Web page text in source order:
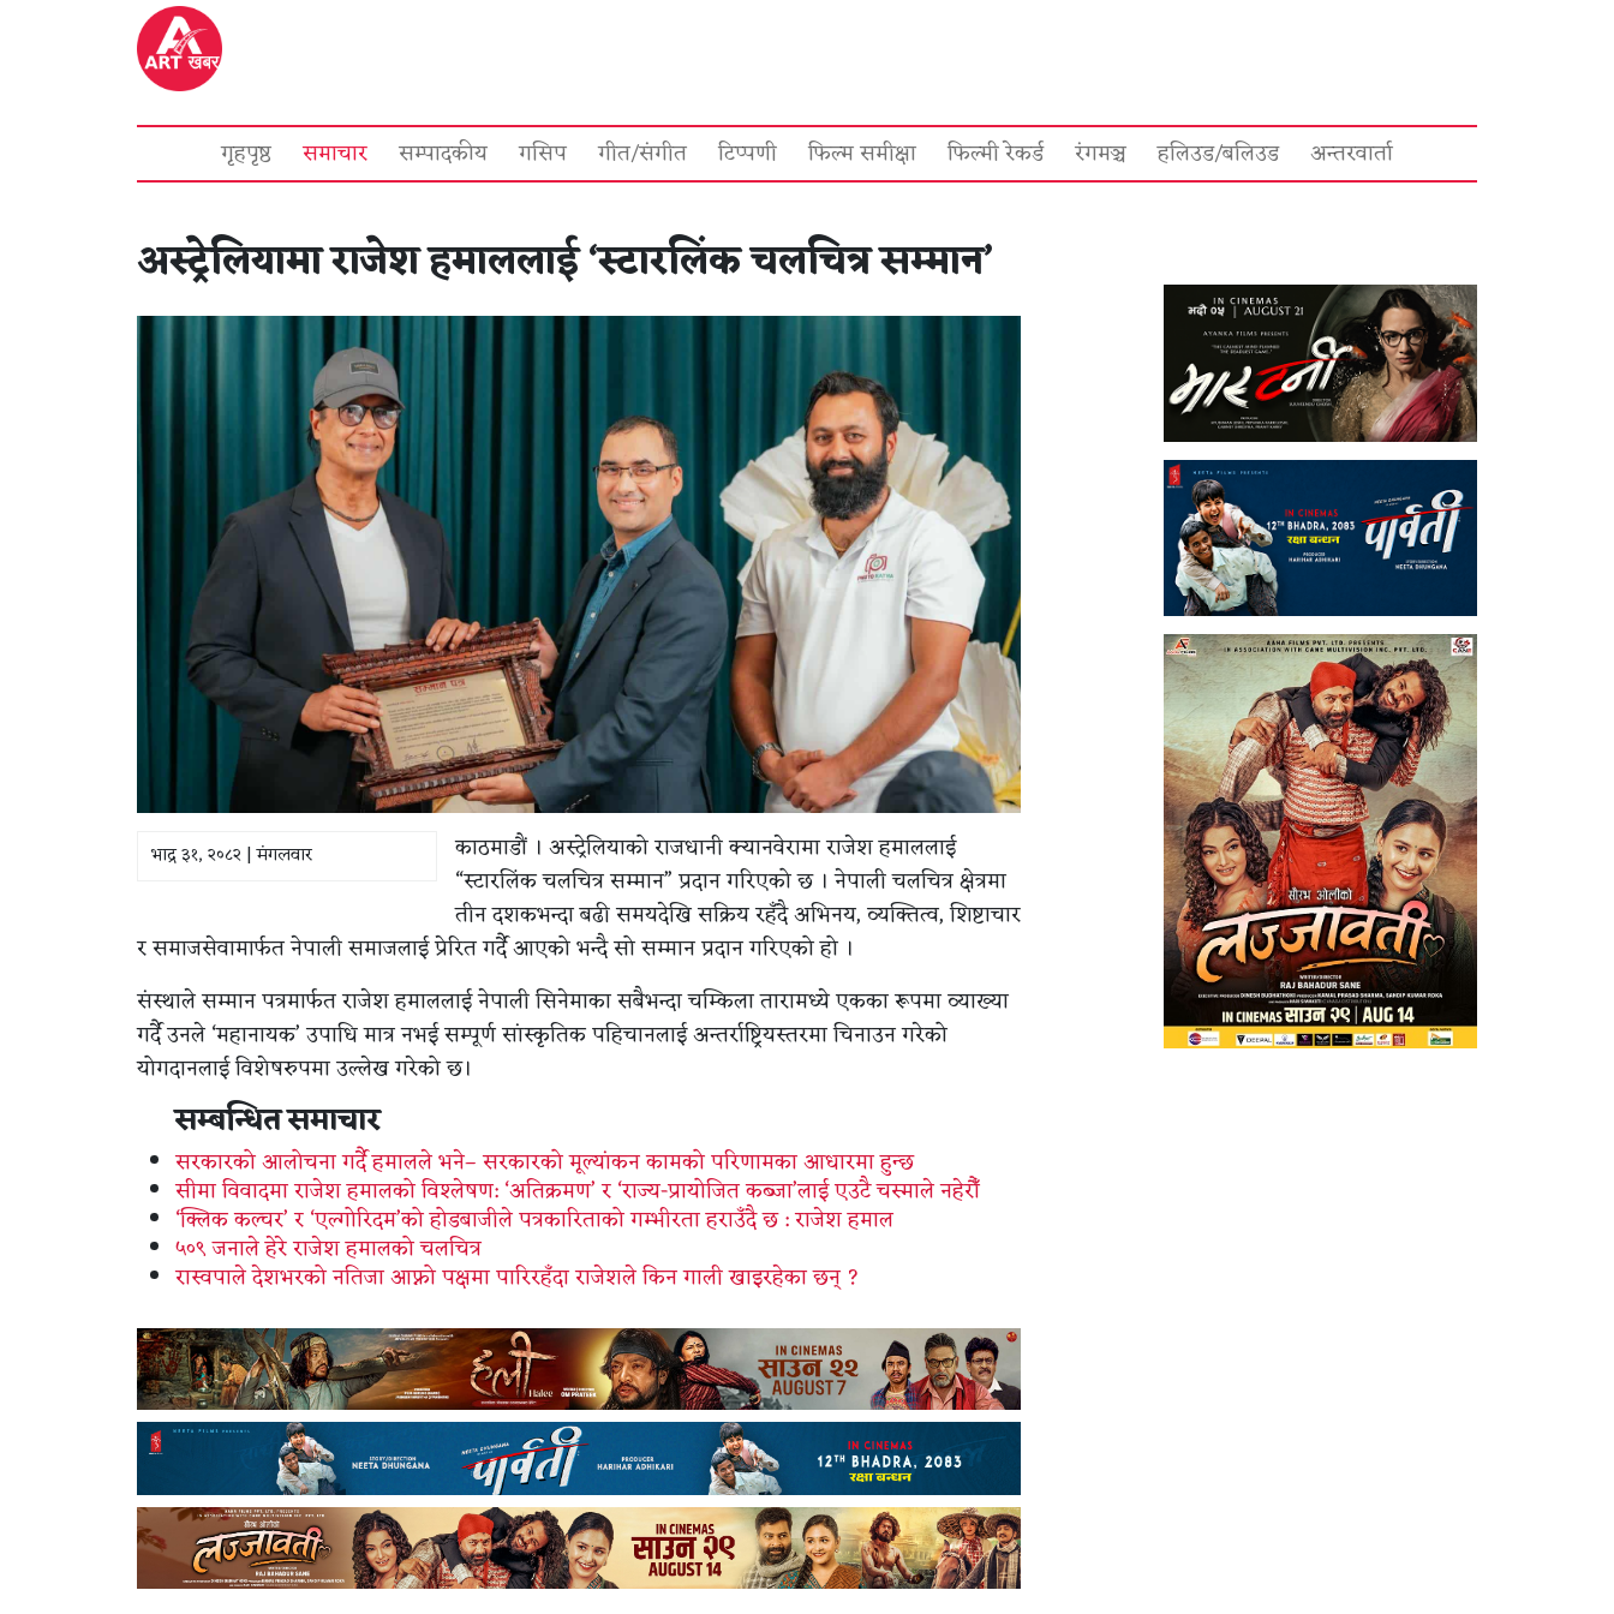
गृहपृष्ठ समाचार सम्पादकीय गसिप गीत/संगीत टिप्पणी फिल्म समीक्षा फिल्मी रेकर्ड रंगमञ्च हलिउड/बलिउड अन्तरवार्ता
अस्ट्रेलियामा राजेश हमाललाई ‘स्टारलिंक चलचित्र सम्मान’
भाद्र ३१, २०८२ | मंगलवार
काठमाडौं । अस्ट्रेलियाको राजधानी क्यानवेरामा राजेश हमाललाई
“स्टारलिंक चलचित्र सम्मान” प्रदान गरिएको छ । नेपाली चलचित्र क्षेत्रमा
तीन दशकभन्दा बढी समयदेखि सक्रिय रहँदै अभिनय, व्यक्तित्व, शिष्टाचार
र समाजसेवामार्फत नेपाली समाजलाई प्रेरित गर्दै आएको भन्दै सो सम्मान प्रदान गरिएको हो ।
संस्थाले सम्मान पत्रमार्फत राजेश हमाललाई नेपाली सिनेमाका सबैभन्दा चम्किला तारामध्ये एकका रूपमा व्याख्या
गर्दै उनले ‘महानायक’ उपाधि मात्र नभई सम्पूर्ण सांस्कृतिक पहिचानलाई अन्तर्राष्ट्रियस्तरमा चिनाउन गरेको
योगदानलाई विशेषरुपमा उल्लेख गरेको छ।
सम्बन्धित समाचार
सरकारको आलोचना गर्दै हमालले भने– सरकारको मूल्यांकन कामको परिणामका आधारमा हुन्छ
सीमा विवादमा राजेश हमालको विश्लेषण: ‘अतिक्रमण’ र ‘राज्य-प्रायोजित कब्जा’लाई एउटै चस्माले नहेरौँ
‘क्लिक कल्चर’ र ‘एल्गोरिदम’को होडबाजीले पत्रकारिताको गम्भीरता हराउँदै छ : राजेश हमाल
५०९ जनाले हेरे राजेश हमालको चलचित्र
रास्वपाले देशभरको नतिजा आफ्नो पक्षमा पारिरहँदा राजेशले किन गाली खाइरहेका छन् ?